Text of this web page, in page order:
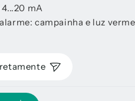
mA
campainha e luz